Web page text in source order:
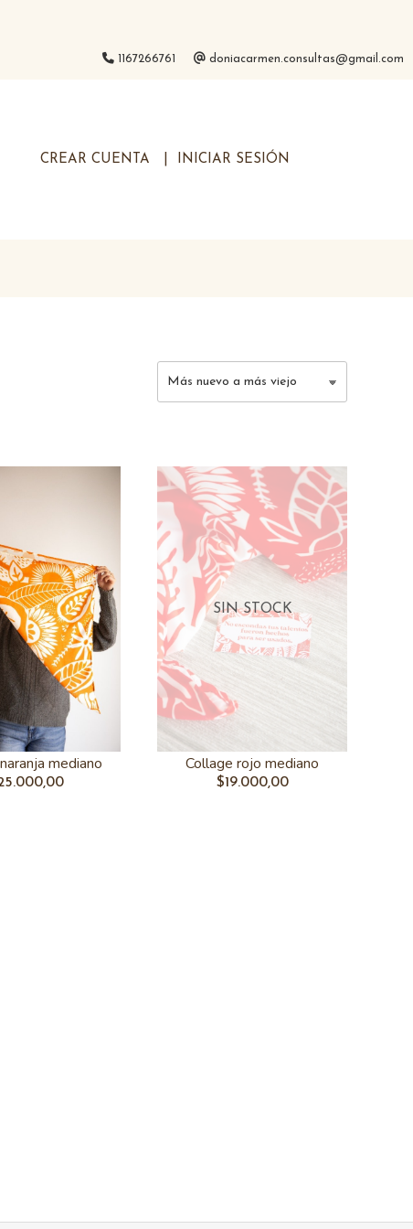
1167266761 doniacarmen.consultas@gmail.com
CREAR CUENTA INICIAR SESIÓN
mediano
SIN STOCK
Collage rojo mediano
$19.000,00